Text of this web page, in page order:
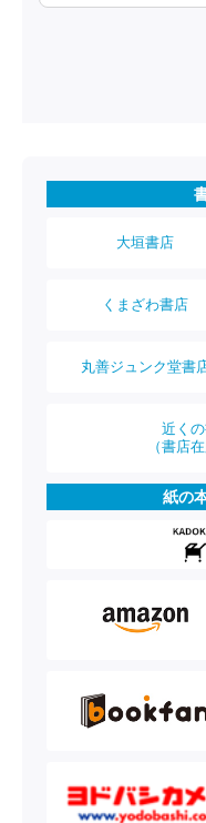
大垣書店
くまざわ書店
丸善ジュンク堂書
近く
（書店
紙の